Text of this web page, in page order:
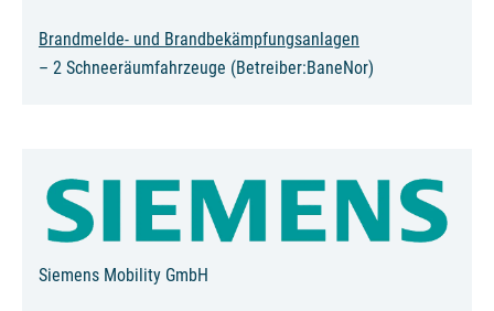
Brandmelde- und Brandbekämpfungsanlagen
– 2 Schneeräumfahrzeuge (Betreiber:BaneNor)
Siemens Mobility GmbH